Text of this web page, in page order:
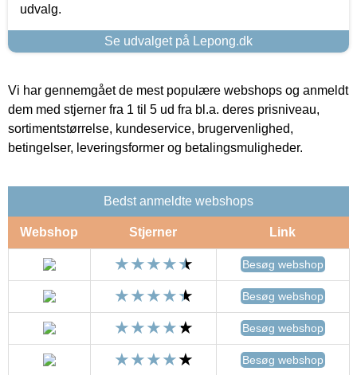
udvalg.
Se udvalget på Lepong.dk
Vi har gennemgået de mest populære webshops og anmeldt
dem med stjerner fra 1 til 5 ud fra bl.a. deres prisniveau,
sortimentstørrelse, kundeservice, brugervenlighed,
betingelser, leveringsformer og betalingsmuligheder.
Bedst anmeldte webshops
Webshop Stjerner Link
Besøg webshop
Besøg webshop
Besøg webshop
Besøg webshop